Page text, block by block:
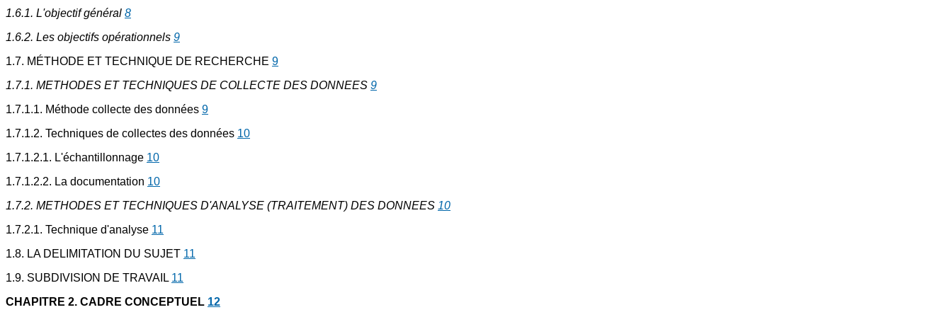
1.6.1. L'objectif général 8
1.6.2. Les objectifs opérationnels 9
1.7. MÉTHODE ET TECHNIQUE DE RECHERCHE 9
1.7.1. METHODES ET TECHNIQUES DE COLLECTE DES DONNEES 9
1.7.1.1. Méthode collecte des données 9
1.7.1.2. Techniques de collectes des données 10
1.7.1.2.1. L'échantillonnage 10
1.7.1.2.2. La documentation 10
1.7.2. METHODES ET TECHNIQUES D'ANALYSE (TRAITEMENT) DES DONNEES 10
1.7.2.1. Technique d'analyse 11
1.8. LA DELIMITATION DU SUJET 11
1.9. SUBDIVISION DE TRAVAIL 11
CHAPITRE 2. CADRE CONCEPTUEL 12